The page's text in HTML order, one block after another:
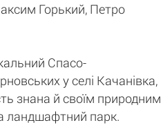
Горький, Петро
Спасо-
у селі Качанівка,
знана й своїм природним
ландшафтний парк.